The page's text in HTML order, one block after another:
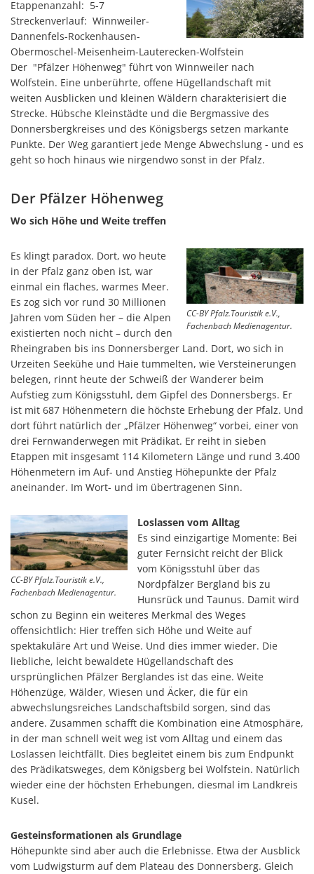
Stellenangebote
Zentrale Vergabestelle
Schulewirtschaft
Sicherheitsberater
Bürger-Informationsbroschüre der
Öffentliche Auslegungen
Europawahl und Kommunalwahlen
Bürgerhilfe
Bauen & Wohnen
Verbandsgemeindewerke
Bürgerinformation
Regional Einkaufen
Kultur & Kunst
Bewirtschaftete Hütten
Bürgerhäuser &
Grillhütten/Grillplätze
Vereine
Etappenanzahl: 5-7
Streckenverlauf: Winnweiler-
Dannenfels-Rockenhausen-
Obermoschel-Meisenheim-Lauterecken-Wolfstein
Der "Pfälzer Höhenweg" führt von Winnweiler nach
Wolfstein. Eine unberührte, offene Hügellandschaft mit
weiten Ausblicken und kleinen Wäldern charakterisiert die
Strecke. Hübsche Kleinstädte und die Bergmassive des
Donnersbergkreises und des Königsbergs setzen markante
Punkte. Der Weg garantiert jede Menge Abwechslung - und es
geht so hoch hinaus wie nirgendwo sonst in der Pfalz.
Der Pfälzer Höhenweg
Wo sich Höhe und Weite treffen
CC-BY Pfalz.Touristik e.V.,
Fachenbach Medienagentur.
Es klingt paradox. Dort, wo heute
in der Pfalz ganz oben ist, war
einmal ein flaches, warmes Meer.
Es zog sich vor rund 30 Millionen
Jahren vom Süden her – die Alpen
existierten noch nicht – durch den
Rheingraben bis ins Donnersberger Land. Dort, wo sich in
Urzeiten Seekühe und Haie tummelten, wie Versteinerungen
belegen, rinnt heute der Schweiß der Wanderer beim
Aufstieg zum Königsstuhl, dem Gipfel des Donnersbergs. Er
ist mit 687 Höhenmetern die höchste Erhebung der Pfalz. Und
dort führt natürlich der „Pfälzer Höhenweg“ vorbei, einer von
drei Fernwanderwegen mit Prädikat. Er reiht in sieben
Etappen mit insgesamt 114 Kilometern Länge und rund 3.400
Höhenmetern im Auf- und Anstieg Höhepunkte der Pfalz
aneinander. Im Wort- und im übertragenen Sinn.
CC-BY Pfalz.Touristik e.V.,
Fachenbach Medienagentur.
Loslassen vom Alltag
Es sind einzigartige Momente: Bei
guter Fernsicht reicht der Blick
vom Königsstuhl über das
Nordpfälzer Bergland bis zu
Hunsrück und Taunus. Damit wird
schon zu Beginn ein weiteres Merkmal des Weges
offensichtlich: Hier treffen sich Höhe und Weite auf
spektakuläre Art und Weise. Und dies immer wieder. Die
liebliche, leicht bewaldete Hügellandschaft des
ursprünglichen Pfälzer Berglandes ist das eine. Weite
Höhenzüge, Wälder, Wiesen und Äcker, die für ein
abwechslungsreiches Landschaftsbild sorgen, sind das
andere. Zusammen schafft die Kombination eine Atmosphäre,
in der man schnell weit weg ist vom Alltag und einem das
Loslassen leichtfällt. Dies begleitet einem bis zum Endpunkt
des Prädikatsweges, dem Königsberg bei Wolfstein. Natürlich
wieder eine der höchsten Erhebungen, diesmal im Landkreis
Kusel.
Gesteinsformationen als Grundlage
Höhepunkte sind aber auch die Erlebnisse. Etwa der Ausblick
vom Ludwigsturm auf dem Plateau des Donnersberg. Gleich